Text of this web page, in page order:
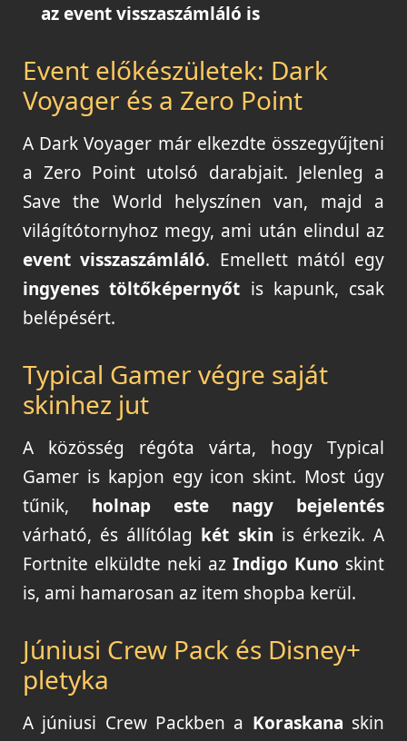
az event visszaszámláló is
Event előkészületek: Dark
Voyager és a Zero Point
A Dark Voyager már elkezdte összegyűjteni
a Zero Point utolsó darabjait. Jelenleg a
Save the World helyszínen van, majd a
világítótornyhoz megy, ami után elindul az
event visszaszámláló. Emellett mától egy
ingyenes töltőképernyőt is kapunk, csak
belépésért.
Typical Gamer végre saját
skinhez jut
A közösség régóta várta, hogy Typical
Gamer is kapjon egy icon skint. Most úgy
tűnik, holnap este nagy bejelentés
várható, és állítólag két skin is érkezik. A
Fortnite elküldte neki az Indigo Kuno skint
is, ami hamarosan az item shopba kerül.
Júniusi Crew Pack és Disney+
pletyka
A júniusi Crew Packben a Koraskana skin